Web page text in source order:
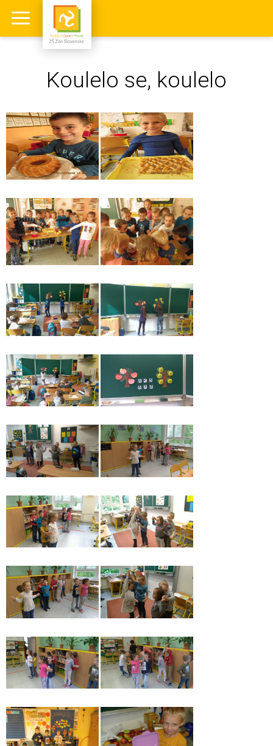
Koulelo se, koulelo